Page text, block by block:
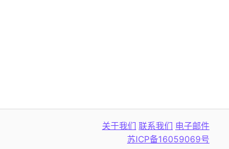
关于我们 联系我们 电子邮件
苏ICP备16059069号